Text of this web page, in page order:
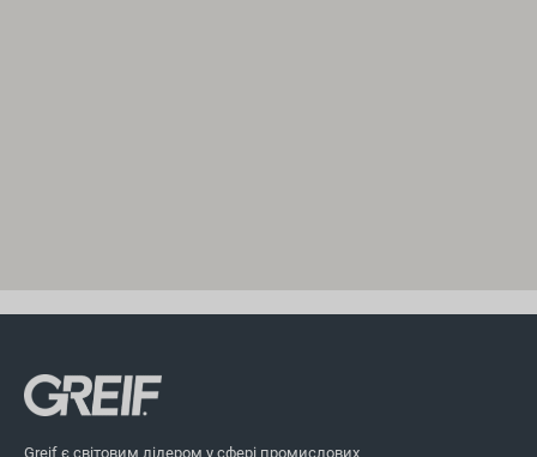
Greif є світовим лідером у сфері промислових